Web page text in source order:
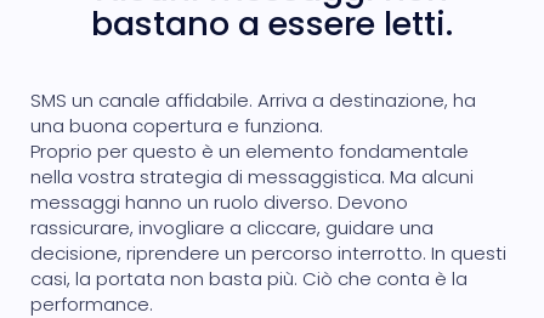
bastano a essere letti.
SMS un canale affidabile. Arriva a destinazione, ha
una buona copertura e funziona.
Proprio per questo è un elemento fondamentale
nella vostra strategia di messaggistica. Ma alcuni
messaggi hanno un ruolo diverso. Devono
rassicurare, invogliare a cliccare, guidare una
decisione, riprendere un percorso interrotto. In questi
casi, la portata non basta più. Ciò che conta è la
performance.